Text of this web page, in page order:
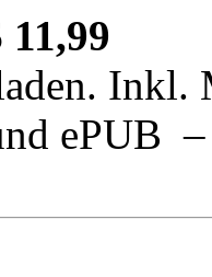
11,99
Inkl.
ePUB